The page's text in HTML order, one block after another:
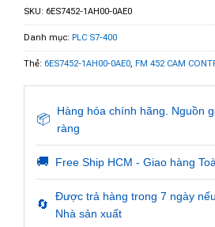
SKU: 6ES7452-1AH00-0AE0
Danh mục: PLC S7-400
Thẻ: 6ES7452-1AH00-0AE0, FM 452 CAM
📦
Hàng hóa chính hãng. Nguồn
ràng
🚚 Free Ship HCM - Giao hàng
🔄
Được trả hàng trong 7 ngày
Nhà sản xuất